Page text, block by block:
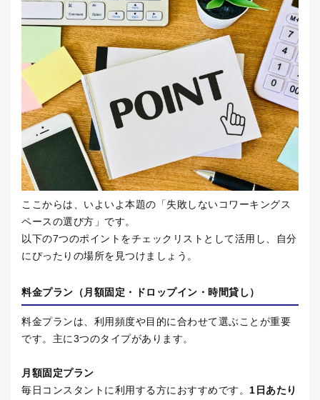
ここからは、いよいよ本題の「失敗しないコワーキングス
ペースの選び方」です。
以下の7つのポイントをチェックリストとして活用し、自分
にぴったりの場所を見つけましょう。
料金プラン（月額固定・ドロップイン・時間貸し）
料金プランは、利用頻度や目的に合わせて選ぶことが重要
です。主に3つのタイプがあります。
月額固定プラン
毎日コンスタントに利用する方におすすめです。 1日あたり